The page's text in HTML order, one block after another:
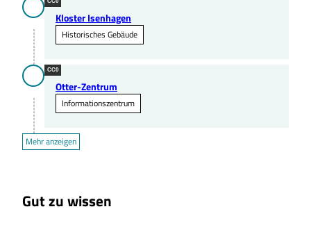
Kloster Isenhagen
Historisches Gebäude
CC0
Otter-Zentrum
Informationszentrum
Mehr anzeigen
Gut zu wissen